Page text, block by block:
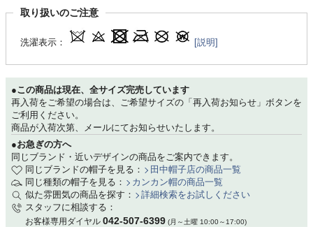
取り扱いのご注意
洗濯表示： [説明]
●この商品は現在、全サイズ完売しています
再入荷をご希望の場合は、ご希望サイズの「再入荷お知らせ」ボタンを
ご利用ください。
商品が入荷次第、メールにてお知らせいたします。
●お急ぎの方へ
同じブランド・近いデザインの商品をご案内できます。
同じブランドの帽子を見る：
田中帽子店の商品一覧
同じ種類の帽子を見る：
カンカン帽の商品一覧
似た雰囲気の商品を探す：
詳細検索をお試しください
スタッフに相談する：
お客様専用ダイヤル 042-507-6399 (月～土曜 10:00～17:00)